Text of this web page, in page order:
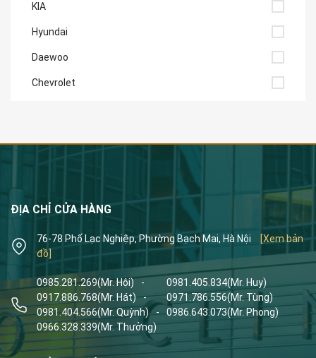
KIA
Hyundai
Daewoo
Chevrolet
ĐỊA CHỈ CỬA HÀNG
76-78 Phố Lạc Nghiệp, Phường Bạch Mai, Hà Nội
[Xem bản
đồ]
0985.281.269(Mr. Hội) - 0981.405.834(Mr. Huy)
0917.886.768(Mr. Hát) - 0971.786.556(Mr. Tùng)
0981.404.566(Mr. Quỳnh) - 0986.643.073(Mr. Phong)
0966.328.339(Mr. Thưởng)